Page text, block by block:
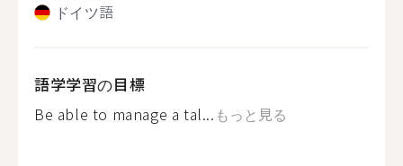
ドイツ語
語学学習の目標
Be able to manage a tal... もっと見る